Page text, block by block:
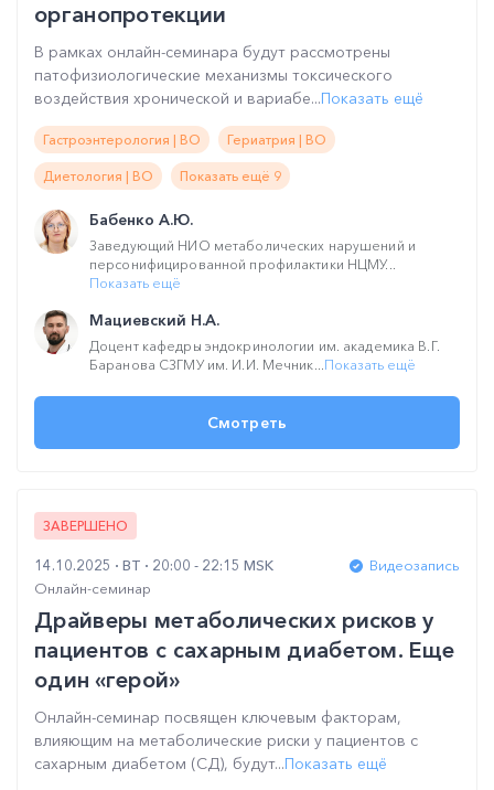
органопротекции
В рамках онлайн-семинара будут рассмотрены
патофизиологические механизмы токсического
воздействия хронической и вариабе...Показать ещё
Гастроэнтерология | ВО Гериатрия | ВО
Диетология | ВО Показать ещё 9
Бабенко А.Ю.
Заведующий НИО метаболических нарушений и
персонифицированной профилактики НЦМУ...
Показать ещё
Мациевский Н.А.
Доцент кафедры эндокринологии им. академика В.Г.
Баранова СЗГМУ им. И.И. Мечник...Показать ещё
Смотреть
ЗАВЕРШЕНО
14.10.2025 ВТ 20:00 - 22:15 MSK
Видеозапись
Онлайн-семинар
Драйверы метаболических рисков у
пациентов с сахарным диабетом. Еще
один «герой»
Онлайн-семинар посвящен ключевым факторам,
влияющим на метаболические риски у пациентов с
сахарным диабетом (СД), будут...Показать ещё